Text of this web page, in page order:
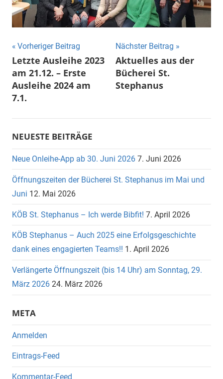
Beitragsnavigation
Vorheriger Beitrag
Letzte Ausleihe 2023
am 21.12. – Erste
Ausleihe 2024 am
7.1.
Nächster Beitrag
Aktuelles aus der
Bücherei St.
Stephanus
NEUESTE BEITRÄGE
Neue Onleihe-App ab 30. Juni 2026 7. Juni 2026
Öffnungszeiten der Bücherei St. Stephanus im Mai und
Juni 12. Mai 2026
KÖB St. Stephanus – Ich werde Bibfit! 7. April 2026
KÖB Stephanus – Auch 2025 eine Erfolgsgeschichte
dank eines engagierten Teams!! 1. April 2026
Verlängerte Öffnungszeit (bis 14 Uhr) am Sonntag, 29.
März 2026 24. März 2026
META
Anmelden
Eintrags-Feed
Kommentar-Feed